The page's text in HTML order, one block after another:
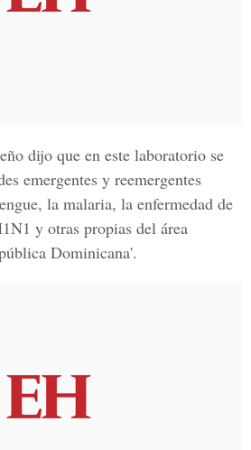
dijo que en este laboratorio se
emergentes y reemergentes
la malaria, la enfermedad de
y otras propias del área
Dominicana'.